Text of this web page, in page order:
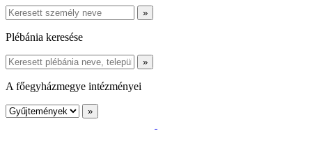
Plébánia keresése
A főegyházmegye intézményei